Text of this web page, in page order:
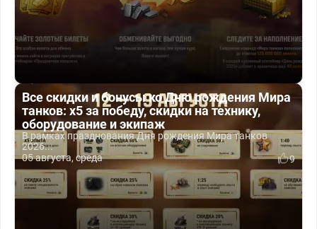
Все скидки и бонусы ко Дню рождения Мира
танков: x5 за победу, скидки на технику,
оборудование и экипаж
В рамках празднования Дня рождения Мира танков
2026...
05 августа, среда
9